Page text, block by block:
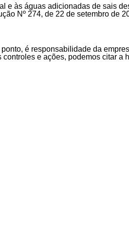
e às águas adicionadas de sais
Nº 274, de 22 de setembro de
é responsabilidade da
e ações, podemos citar a